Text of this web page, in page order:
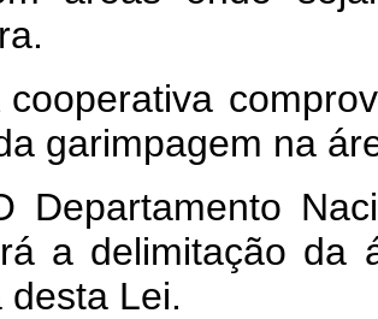
cooperativa
garimpagem na
Departamento
a delimitação da
desta Lei.